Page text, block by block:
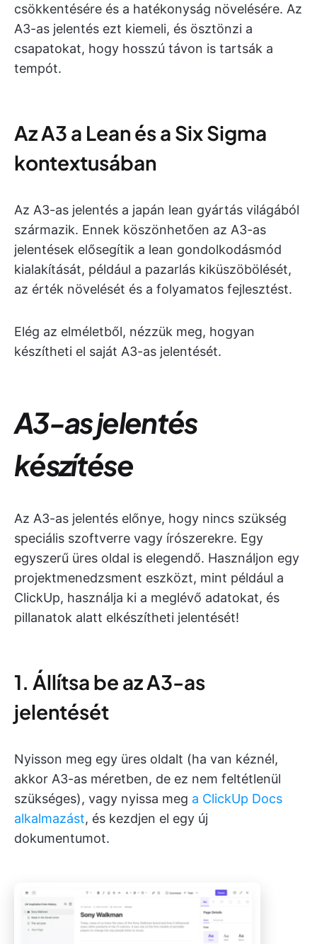
csökkentésére és a hatékonyság növelésére. Az
A3-as jelentés ezt kiemeli, és ösztönzi a
csapatokat, hogy hosszú távon is tartsák a
tempót.
Az A3 a Lean és a Six Sigma
kontextusában
Az A3-as jelentés a japán lean gyártás világából
származik. Ennek köszönhetően az A3-as
jelentések elősegítik a lean gondolkodásmód
kialakítását, például a pazarlás kiküszöbölését,
az érték növelését és a folyamatos fejlesztést.
Elég az elméletből, nézzük meg, hogyan
készítheti el saját A3-as jelentését.
A3-as jelentés
készítése
Az A3-as jelentés előnye, hogy nincs szükség
speciális szoftverre vagy írószerekre. Egy
egyszerű üres oldal is elegendő. Használjon egy
projektmenedzsment eszközt, mint például a
ClickUp, használja ki a meglévő adatokat, és
pillanatok alatt elkészítheti jelentését!
1. Állítsa be az A3-as
jelentését
Nyisson meg egy üres oldalt (ha van kéznél,
akkor A3-as méretben, de ez nem feltétlenül
szükséges), vagy nyissa meg a ClickUp Docs
alkalmazást, és kezdjen el egy új
dokumentumot.